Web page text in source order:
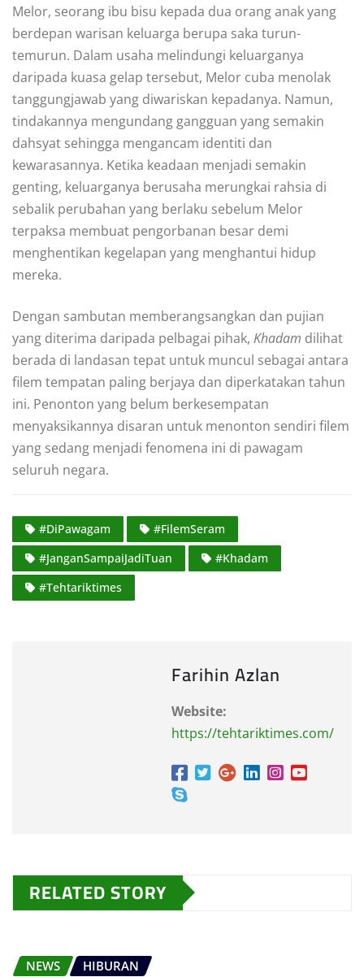
Melor, seorang ibu bisu kepada dua orang anak yang
berdepan warisan keluarga berupa saka turun-
temurun. Dalam usaha melindungi keluarganya
daripada kuasa gelap tersebut, Melor cuba menolak
tanggungjawab yang diwariskan kepadanya. Namun,
tindakannya mengundang gangguan yang semakin
dahsyat sehingga mengancam identiti dan
kewarasannya. Ketika keadaan menjadi semakin
genting, keluarganya berusaha merungkai rahsia di
sebalik perubahan yang berlaku sebelum Melor
terpaksa membuat pengorbanan besar demi
menghentikan kegelapan yang menghantui hidup
mereka.
Dengan sambutan memberangsangkan dan pujian
yang diterima daripada pelbagai pihak, Khadam dilihat
berada di landasan tepat untuk muncul sebagai antara
filem tempatan paling berjaya dan diperkatakan tahun
ini. Penonton yang belum berkesempatan
menyaksikannya disaran untuk menonton sendiri filem
yang sedang menjadi fenomena ini di pawagam
seluruh negara.
#DiPawagam
#FilemSeram
#JanganSampaiJadiTuan
#Khadam
#Tehtariktimes
Farihin Azlan
Website:
https://tehtariktimes.com/
RELATED STORY
NEWS HIBURAN